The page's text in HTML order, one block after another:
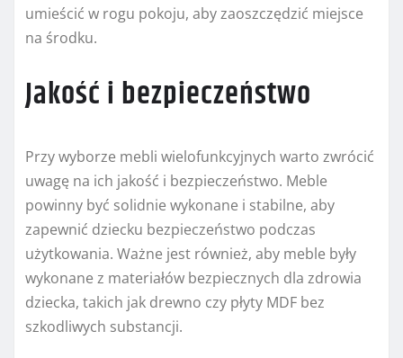
umieścić w rogu pokoju, aby zaoszczędzić miejsce
na środku.
Jakość i bezpieczeństwo
Przy wyborze mebli wielofunkcyjnych warto zwrócić
uwagę na ich jakość i bezpieczeństwo. Meble
powinny być solidnie wykonane i stabilne, aby
zapewnić dziecku bezpieczeństwo podczas
użytkowania. Ważne jest również, aby meble były
wykonane z materiałów bezpiecznych dla zdrowia
dziecka, takich jak drewno czy płyty MDF bez
szkodliwych substancji.